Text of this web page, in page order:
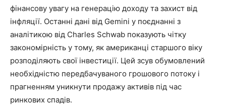
фінансову увагу на генерацію доходу та захист від
інфляції. Останні дані від Gemini у поєднанні з
аналітикою від Charles Schwab показують чітку
закономірність у тому, як американці старшого віку
розподіляють свої інвестиції. Цей зсув обумовлений
необхідністю передбачуваного грошового потоку і
прагненням уникнути продажу активів під час
ринкових спадів.